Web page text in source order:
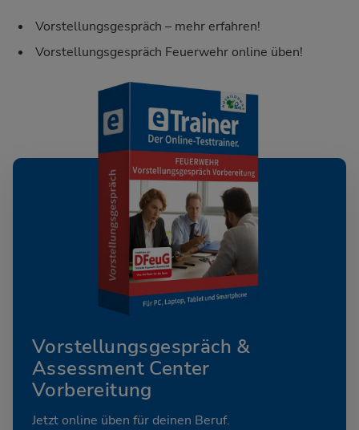
Vorstellungsgespräch – mehr erfahren!
Vorstellungsgespräch Feuerwehr online üben!
Vorstellungsgespräch &
Assessment Center
Vorbereitung
Jetzt online üben für deinen Beruf.